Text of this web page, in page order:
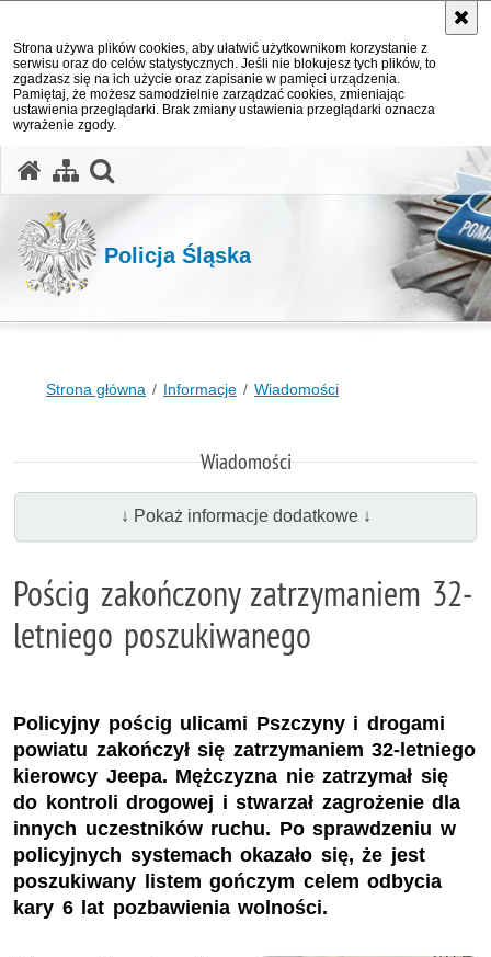
Strona używa plików cookies, aby ułatwić użytkownikom korzystanie z
serwisu oraz do celów statystycznych. Jeśli nie blokujesz tych plików, to
zgadzasz się na ich użycie oraz zapisanie w pamięci urządzenia.
Pamiętaj, że możesz samodzielnie zarządzać cookies, zmieniając
ustawienia przeglądarki. Brak zmiany ustawienia przeglądarki oznacza
wyrażenie zgody.
Policja Śląska
Strona główna Informacje Wiadomości
Wiadomości
↓ Pokaż informacje dodatkowe ↓
Pościg zakończony zatrzymaniem 32-
letniego poszukiwanego
Policyjny pościg ulicami Pszczyny i drogami
powiatu zakończył się zatrzymaniem 32-letniego
kierowcy Jeepa. Mężczyzna nie zatrzymał się
do kontroli drogowej i stwarzał zagrożenie dla
innych uczestników ruchu. Po sprawdzeniu w
policyjnych systemach okazało się, że jest
poszukiwany listem gończym celem odbycia
kary 6 lat pozbawienia wolności.